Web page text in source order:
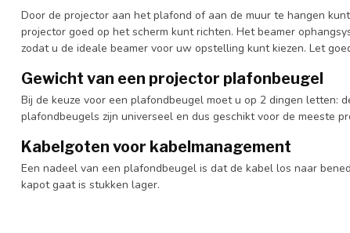
Door de projector aan het plafond of aan de muur te hangen
projector goed op het scherm kunt richten. Het beamer
zodat u de ideale beamer voor uw opstelling kunt kiezen. Let
Gewicht van een projector plafonbeugel
Bij de keuze voor een plafondbeugel moet u op 2 dingen letten:
plafondbeugels zijn universeel en dus geschikt voor de meeste
Kabelgoten voor kabelmanagement
Een nadeel van een plafondbeugel is dat de kabel los naar
kapot gaat is stukken lager.